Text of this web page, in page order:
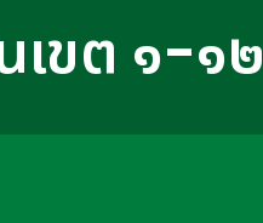
เขต ๑-๑๒